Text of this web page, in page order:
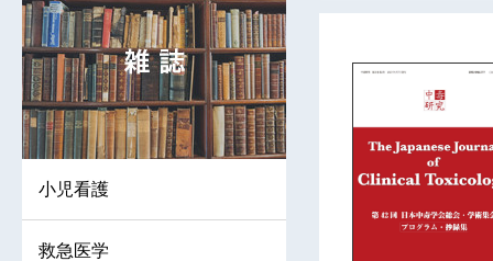
小児看護
救急医学